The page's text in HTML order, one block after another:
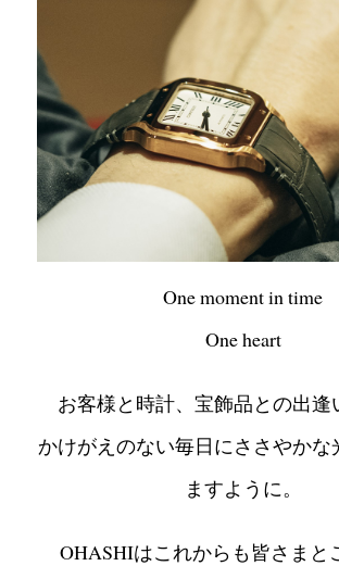
One moment in time
One heart
お客様と時計、宝飾品との出逢
かけがえのない毎日にささやかな
ますように。
OHASHIはこれからも皆さまと